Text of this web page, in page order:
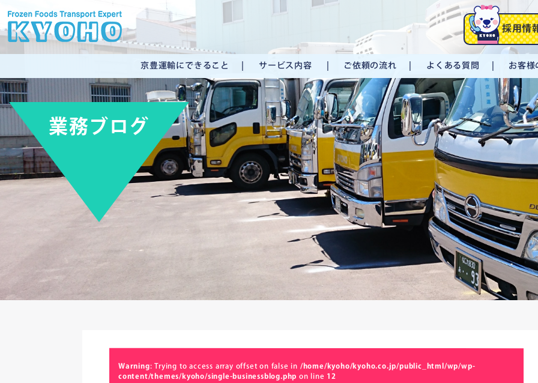
採用情
京豊運輸にできること サービス内容 ご依頼の流れ よくある質問 お客様
業務ブログ
Warning: Trying to access array offset on false in /home/kyoho/kyoho.co.jp/public_html/wp/wp-
content/themes/kyoho/single-businessblog.php on line 12